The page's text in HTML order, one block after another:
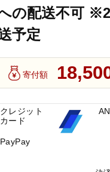
の配送不可
予定
寄付額
クレジット
カード
PayPay